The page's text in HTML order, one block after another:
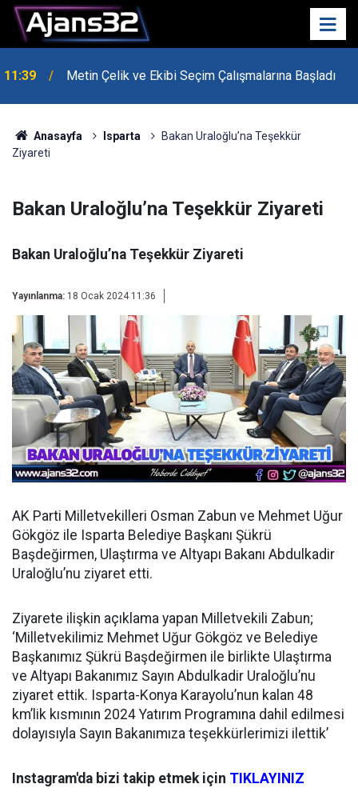
10:15 Hafta Sonu Havalar Nasıl Olacak?
Anasayfa Isparta
Bakan Uraloğlu’na Teşekkür
Ziyareti
Bakan Uraloğlu’na Teşekkür Ziyareti
Bakan Uraloğlu’na Teşekkür Ziyareti
Yayınlanma: 18 Ocak 2024 11:36
AK Parti Milletvekilleri Osman Zabun ve Mehmet Uğur
Gökgöz ile Isparta Belediye Başkanı Şükrü
Başdeğirmen, Ulaştırma ve Altyapı Bakanı Abdulkadir
Uraloğlu’nu ziyaret etti.
Ziyarete ilişkin açıklama yapan Milletvekili Zabun;
‘Milletvekilimiz Mehmet Uğur Gökgöz ve Belediye
Başkanımız Şükrü Başdeğirmen ile birlikte Ulaştırma
ve Altyapı Bakanımız Sayın Abdulkadir Uraloğlu’nu
ziyaret ettik. Isparta-Konya Karayolu’nun kalan 48
km’lik kısmının 2024 Yatırım Programına dahil edilmesi
dolayısıyla Sayın Bakanımıza teşekkürlerimizi ilettik’
Instagram'da bizi takip etmek için TIKLAYINIZ